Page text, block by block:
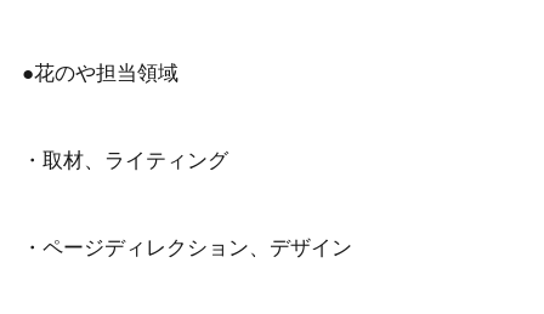
●花のや担当領域
・取材、ライティング
・ページディレクション、デザイン